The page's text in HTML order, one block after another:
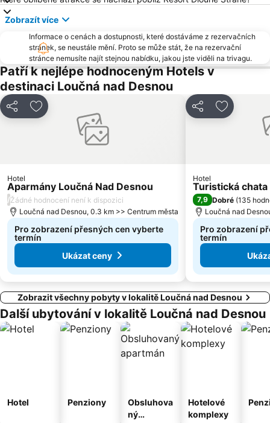
Návrsí – Stríbrnice
Skiareál Jeseníky
Praděd – Figura
Ski Petříkov
Skiareál Hynčice pod Sušinou
Zdrojowa
Skiareál Kouty
Skiareál Annaberg - Suchá Rudná
Ski areál Čerťák
Nowa Morawa
Ski Příčná - Zlaté Hory
Ski areál Klepáčov
Ski Ostružná – Řetězárna
Ski Arena Vrbno pod Pradědem
Zamek w Otmuchowie
Ski Areál Kareš
Chata pod Klínem – Ramzová
Větrný vrch
Nowy Gierałtów
Zobrazít více
Informace o cenách a dostupnosti, které dostáváme z rezervačních
stránek, se neustále mění. Proto se může stát, že na rezervační
stránce nemusíte najít stejnou nabídku, jakou jste viděli na trivagu.
Patří k nejlépe hodnoceným Hotels v
destinaci Loučná nad Desnou
Sdílet Přidat na seznam oblíbených hotelů
Hotel
Aparmány Loučná Nad Desnou
/Žádné hodnocení není k dispozici
Loučná nad Desnou, 0.3 km >> Centrum města
Pro zobrazení přesných cen vyberte
termín
Ukázat ceny
Sdílet Přidat na
Hotel
Turistická chata
7,9 Dobré (135
Loučná nad
Pro zobrazení
termín
Zobrazit všechny pobyty v lokalitě Loučná nad Desnou
Další ubytování v lokalitě Loučná nad Desnou
Hotel Penziony
Obsluhova
ný
Hotelové
komplexy